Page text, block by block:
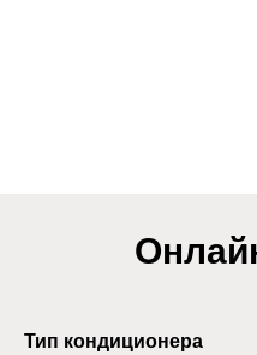
Тип кондиционера